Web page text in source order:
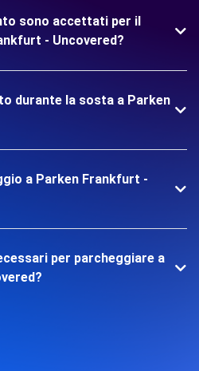
sono accettati per il
- Uncovered?
durante la sosta a Parken
a Parken Frankfurt -
per parcheggiare a